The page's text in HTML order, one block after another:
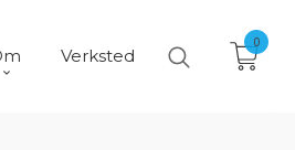
Verksted
0